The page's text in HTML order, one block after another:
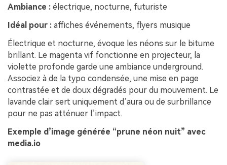
Ambiance : électrique, nocturne, futuriste
Idéal pour : affiches événements, flyers musique
Électrique et nocturne, évoque les néons sur le bitume
brillant. Le magenta vif fonctionne en projecteur, la
violette profonde garde une ambiance underground.
Associez à de la typo condensée, une mise en page
contrastée et de doux dégradés pour du mouvement. Le
lavande clair sert uniquement d’aura ou de surbrillance
pour ne pas atténuer l’impact.
Exemple d’image générée “prune néon nuit” avec
media.io